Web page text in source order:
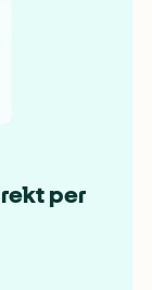
per